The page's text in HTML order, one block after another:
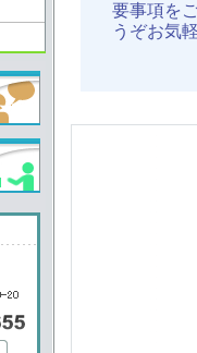
要事項を
うぞお気